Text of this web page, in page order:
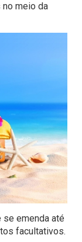
meio da
emenda até
facultativos.